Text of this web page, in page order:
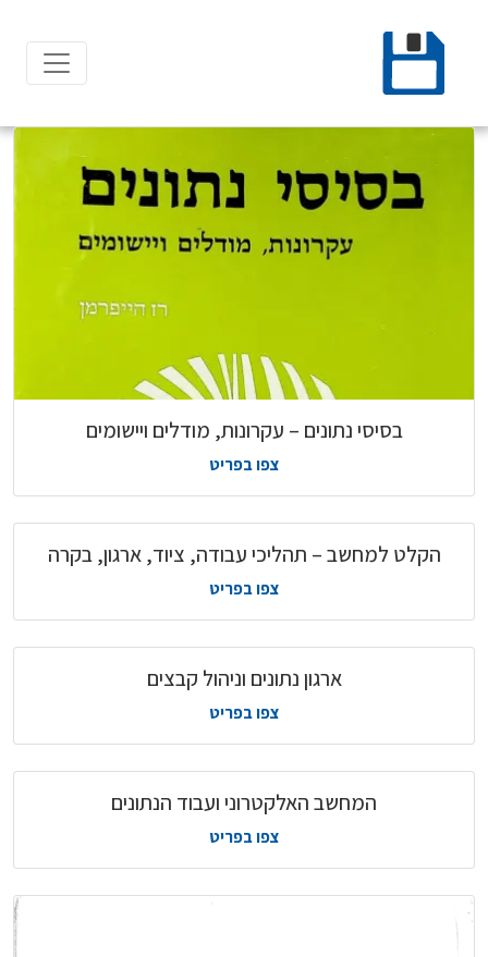
content
בסיסי נתונים – עקרונות, מודלים ויישומים
צפו בפריט
הקלט למחשב – תהליכי עבודה, ציוד, ארגון, בקרה
צפו בפריט
ארגון נתונים וניהול קבצים
צפו בפריט
המחשב האלקטרוני ועבוד הנתונים
צפו בפריט